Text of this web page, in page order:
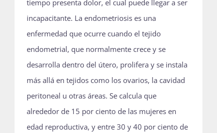
tiempo presenta dolor, el cual puede llegar a ser
incapacitante. La endometriosis es una
enfermedad que ocurre cuando el tejido
endometrial, que normalmente crece y se
desarrolla dentro del útero, prolifera y se instala
más allá en tejidos como los ovarios, la cavidad
peritoneal u otras áreas. Se calcula que
alrededor de 15 por ciento de las mujeres en
edad reproductiva, y entre 30 y 40 por ciento de